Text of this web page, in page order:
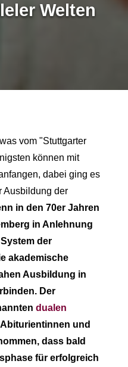
Welten
vom "Stuttgarter
können mit
dabei ging es
Ausbildung der
in den 70er Jahren
in Anlehnung
der
akademische
Ausbildung in
Der
dualen
und
dass bald
für erfolgreich